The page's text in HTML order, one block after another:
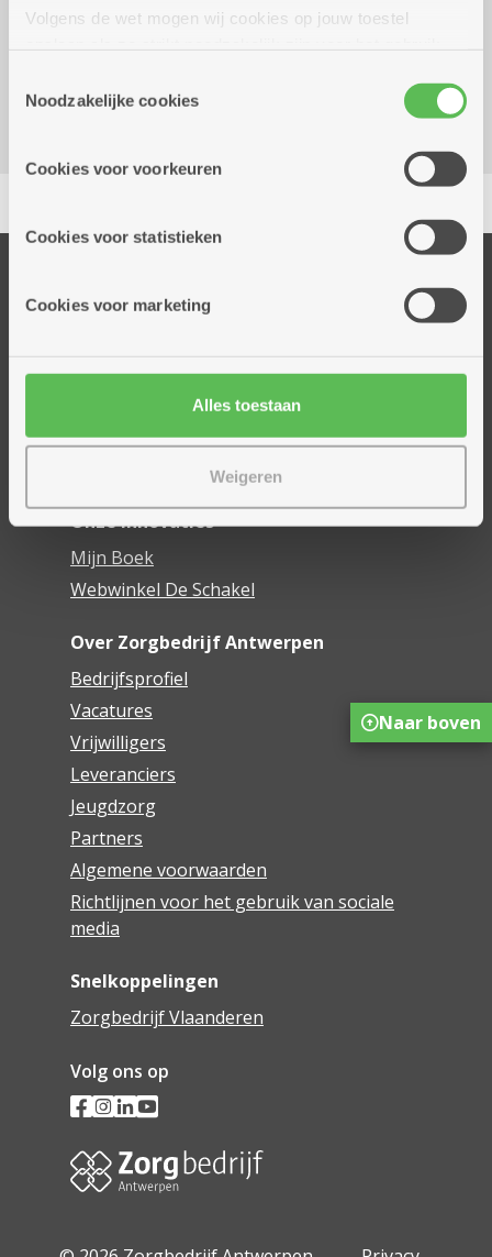
Volgens de wet mogen wij cookies op jouw toestel
cookies hebben we jouw toestemming nodig. Sommige
cookies worden geplaatst door derde partijen die een
informatie over jouw (geanonimiseerd) gebruik van onze
partners kunnen deze gegevens combineren met andere
Noodzakelijke cookies
Cookies voor voorkeuren
Cookies voor statistieken
Cookies voor marketing
Alles toestaan
Weigeren
Reserveer vervoer
Dienstencentrum Hof Ter Beke
2018 Antwerpen
Thuisdiensten
Assistentiewoningen
Woonzorgcentra
Financieel comfort
Onze innovaties
Mijn Boek
Webwinkel De Schakel
Over Zorgbedrijf Antwerpen
Bedrijfsprofiel
Vacatures
Vrijwilligers
Leveranciers
Jeugdzorg
Partners
Algemene voorwaarden
Richtlijnen voor het gebruik van sociale
media
Snelkoppelingen
Zorgbedrijf Vlaanderen
Volg ons op
Naar boven